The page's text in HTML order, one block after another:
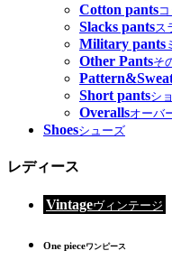
Cotton pants
Slacks pantsス
Military pants
Other Pantsそ
Short pantsシ
Overallsオーバ
Shoesシューズ
レディース
Vintageヴィンテージ
One pieceワンピース